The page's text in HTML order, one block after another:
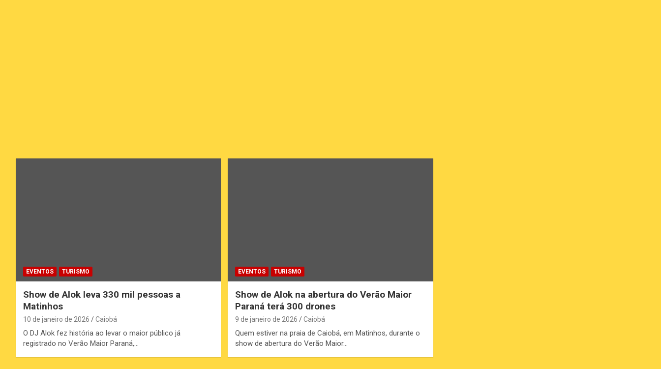
EVENTOS TURISMO
Show de Alok leva 330 mil pessoas a
Matinhos
10 de janeiro de 2026 Caiobá
O DJ Alok fez história ao levar o maior público já
registrado no Verão Maior Paraná,…
EVENTOS TURISMO
Show de Alok na abertura do Verão Maior
Paraná terá 300 drones
9 de janeiro de 2026 Caiobá
Quem estiver na praia de Caiobá, em Matinhos, durante o
show de abertura do Verão Maior…